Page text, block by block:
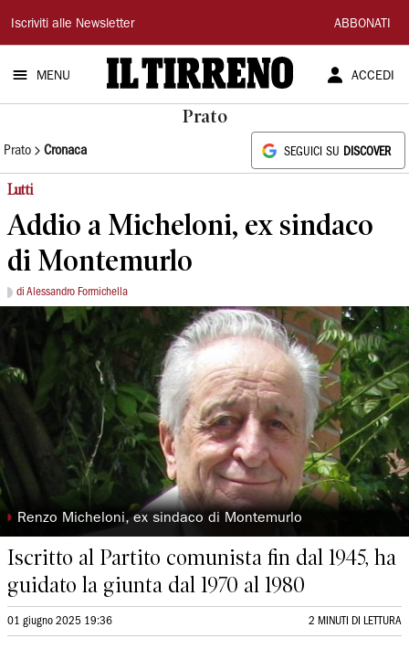
Il
Tirreno
Iscriviti alle Newsletter ABBONATI
MENU ACCEDI
Prato
Prato Cronaca SEGUICI SU DISCOVER
Lutti
Addio a Micheloni, ex sindaco
di Montemurlo
di Alessandro Formichella
◗ Renzo Micheloni, ex sindaco di Montemurlo
Iscritto al Partito comunista fin dal 1945, ha
guidato la giunta dal 1970 al 1980
01 giugno 2025 19:36 2 MINUTI DI LETTURA